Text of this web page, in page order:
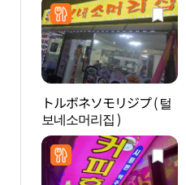
トルボネソモリジプ ( 털
보네소머리집 )